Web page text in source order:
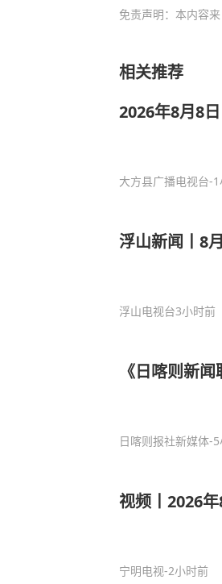
免责声明：本内容
相关推荐
2026年8月8
大方县广播电视台-1
浮山新闻丨8
浮山电视台3小时前
《日喀则新
日喀则报社新媒体-5
视频丨2026年
宁明电视-2小时前